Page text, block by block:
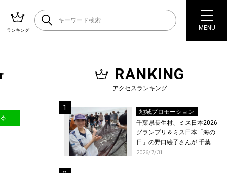
ランキング MENU
RANKING
アクセスランキング
地域プロモーション
千葉県長生村、ミス日本2026
グランプリ＆ミス日本「海の
日」の野口絵子さんが 千葉県
唯一の村・長生村で地引網を
2026/7/31